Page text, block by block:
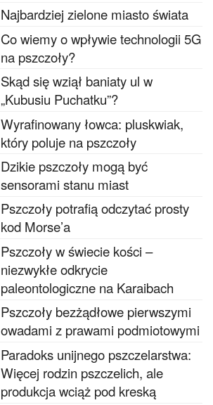
Najbardziej zielone miasto świata
Co wiemy o wpływie technologii 5G
na pszczoły?
Skąd się wziął baniaty ul w
„Kubusiu Puchatku”?
Wyrafinowany łowca: pluskwiak,
który poluje na pszczoły
Dzikie pszczoły mogą być
sensorami stanu miast
Pszczoły potrafią odczytać prosty
kod Morse’a
Pszczoły w świecie kości –
niezwykłe odkrycie
paleontologiczne na Karaibach
Pszczoły bezżądłowe pierwszymi
owadami z prawami podmiotowymi
Paradoks unijnego pszczelarstwa:
Więcej rodzin pszczelich, ale
produkcja wciąż pod kreską